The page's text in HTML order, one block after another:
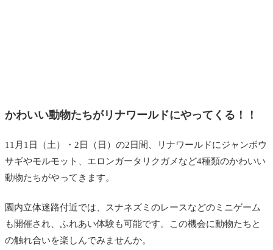
かわいい動物たちがリナワールドにやってくる！！
11月1日（土）・2日（日）の2日間、リナワールドにジャンボウ
サギやモルモット、エロンガータリクガメなど4種類のかわいい
動物たちがやってきます。
園内立体迷路付近では、スナネズミのレースなどのミニゲーム
も開催され、ふれあい体験も可能です。この機会に動物たちと
の触れ合いを楽しんでみませんか。